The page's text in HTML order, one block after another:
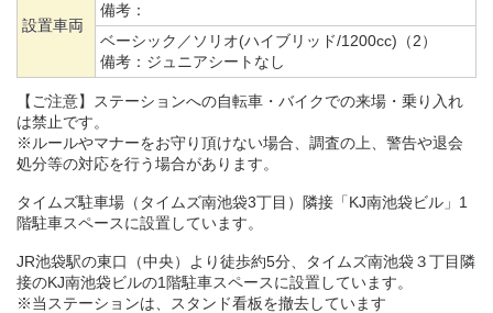
設置車両
備考：
ベーシック／ソリオ(ハイブリッド/1200cc)（2）
備考： ジュニアシートなし
【ご注意】ステーションへの自転車・バイクでの来場・乗り入れ
は禁止です。
※ルールやマナーをお守り頂けない場合、調査の上、警告や退会
処分等の対応を行う場合があります。
タイムズ駐車場（タイムズ南池袋3丁目）隣接「KJ南池袋ビル」1
階駐車スペースに設置しています。
JR池袋駅の東口（中央）より徒歩約5分、タイムズ南池袋３丁目隣
接のKJ南池袋ビルの1階駐車スペースに設置しています。
※当ステーションは、スタンド看板を撤去しています